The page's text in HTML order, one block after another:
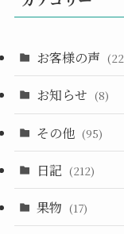
お客様の声
お知らせ (8)
その他 (95)
日記 (212)
果物 (17)